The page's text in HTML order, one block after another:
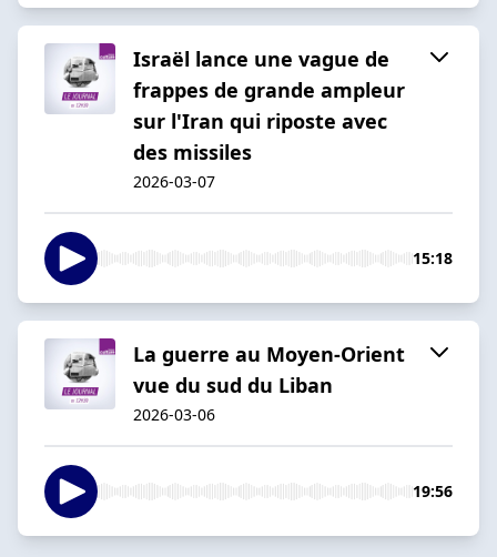
Israël lance une vague de
frappes de grande ampleur
sur l'Iran qui riposte avec
des missiles
2026-03-07
15:18
La guerre au Moyen-Orient
vue du sud du Liban
2026-03-06
19:56